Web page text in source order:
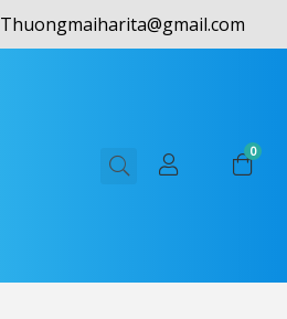
Thuongmaiharita@gmail.com
0